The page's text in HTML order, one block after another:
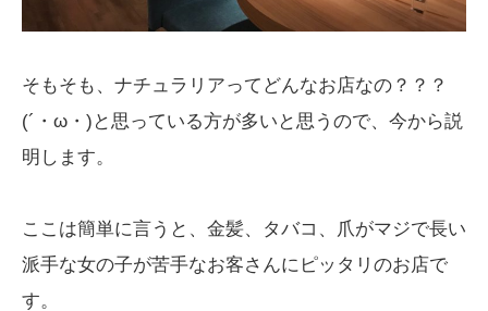
そもそも、ナチュラリアってどんなお店なの？？？
(´・ω・)と思っている方が多いと思うので、今から説
明します。
ここは簡単に言うと、金髪、タバコ、爪がマジで長い
派手な女の子が苦手なお客さんにピッタリのお店で
す。